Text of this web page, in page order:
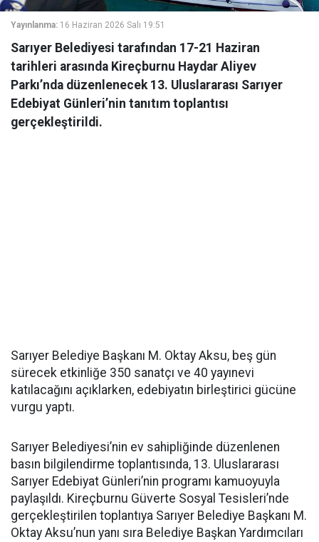
Yayınlanma: 16 Haziran 2026 Salı 19:51
Sarıyer Belediyesi tarafından 17-21 Haziran
tarihleri arasında Kireçburnu Haydar Aliyev
Parkı’nda düzenlenecek 13. Uluslararası Sarıyer
Edebiyat Günleri’nin tanıtım toplantısı
gerçekleştirildi.
Sarıyer Belediye Başkanı M. Oktay Aksu, beş gün
sürecek etkinliğe 350 sanatçı ve 40 yayınevi
katılacağını açıklarken, edebiyatın birleştirici gücüne
vurgu yaptı.
Sarıyer Belediyesi’nin ev sahipliğinde düzenlenen
basın bilgilendirme toplantısında, 13. Uluslararası
Sarıyer Edebiyat Günleri’nin programı kamuoyuyla
paylaşıldı. Kireçburnu Güverte Sosyal Tesisleri’nde
gerçekleştirilen toplantıya Sarıyer Belediye Başkanı M.
Oktay Aksu’nun yanı sıra Belediye Başkan Yardımcıları